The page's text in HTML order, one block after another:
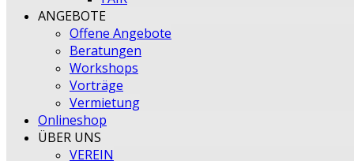
ANGEBOTE
Offene Angebote
Beratungen
Workshops
Vorträge
Vermietung
Onlineshop
ÜBER UNS
VEREIN